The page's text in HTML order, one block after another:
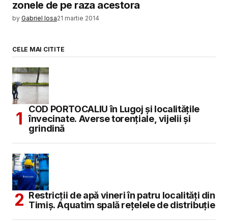
docent Constantin Cojocaru.
sunt și japonezii, de fapt, și chiar Ungurii de
lângă noi.
La ora actuală, Ungaria cu un număr mai mic de
cetățeni are un nivel de dezvoltare aproape
dublu față de noi, și asta datorită politicii
naționaliste în primul rând.
Ne este rușine în coada Europei.
Nu aici este locul românilor!
Votați Gheorghe Funar Președinte, și vom
ajunge în fruntea Europei!
zonele de pe raza acestora
by Gabriel Iosa21 martie 2014
CELE MAI CITITE
COD PORTOCALIU în Lugoj și localitățile
învecinate. Averse torențiale, vijelii și
grindină
Restricții de apă vineri în patru localități din
Timiș. Aquatim spală rețelele de distribuție